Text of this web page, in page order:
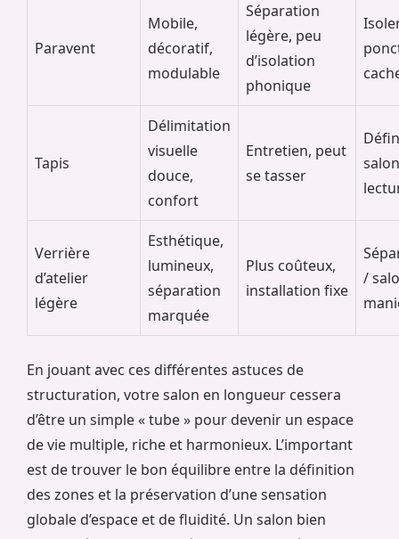
Paravent
Mobile,
décoratif,
modulable
Séparation
légère, peu
d’isolation
phonique
Tapis
Délimitation
visuelle
douce,
confort
Entretien, peut
se tasser
Verrière
d’atelier
légère
Esthétique,
lumineux,
séparation
marquée
Plus coûteux,
installation fixe
/
En jouant avec ces différentes astuces de
structuration, votre salon en longueur cessera
d’être un simple « tube » pour devenir un espace
de vie multiple, riche et harmonieux. L’important
est de trouver le bon équilibre entre la définition
des zones et la préservation d’une sensation
globale d’espace et de fluidité. Un salon bien